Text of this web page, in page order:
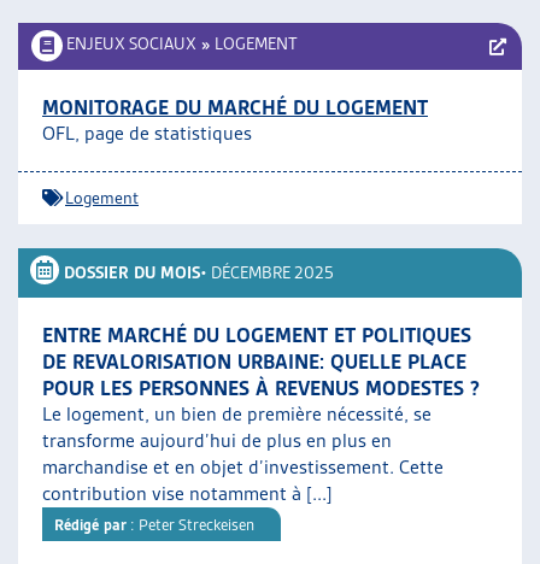
ENJEUX SOCIAUX » LOGEMENT
MONITORAGE DU MARCHÉ DU LOGEMENT
OFL, page de statistiques
Logement
DOSSIER DU MOIS• DÉCEMBRE 2025
ENTRE MARCHÉ DU LOGEMENT ET POLITIQUES
DE REVALORISATION URBAINE: QUELLE PLACE
POUR LES PERSONNES À REVENUS MODESTES ?
Le logement, un bien de première nécessité, se
transforme aujourd’hui de plus en plus en
marchandise et en objet d’investissement. Cette
contribution vise notamment à [...]
Rédigé par : Peter Streckeisen